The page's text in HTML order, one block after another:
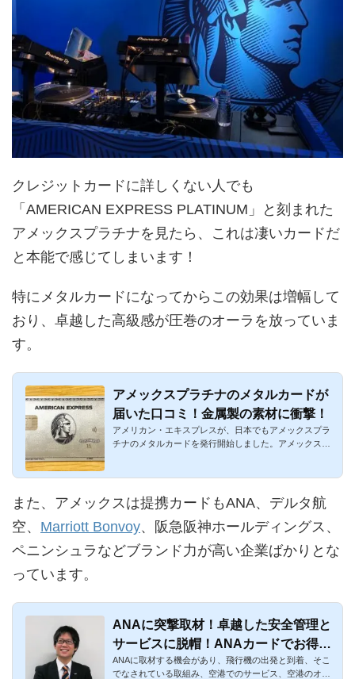
クレジットカードに詳しくない人でも
「AMERICAN EXPRESS PLATINUM」と刻まれた
アメックスプラチナを見たら、これは凄いカードだ
と本能で感じてしまいます！
特にメタルカードになってからこの効果は増幅して
おり、卓越した高級感が圧巻のオーラを放っていま
す。
アメックスプラチナのメタルカードが
届いた口コミ！金属製の素材に衝撃！
アメリカン・エキスプレスが、日本でもアメックスプラ
チナのメタルカードを発行開始しました。アメックスプ
また、アメックスは提携カードもANA、デルタ航
空、 Marriott Bonvoy、阪急阪神ホールディングス、
ペニンシュラなどブランド力が高い企業ばかりとな
っています。
ANAに突撃取材！卓越した安全管理と
サービスに脱帽！ANAカードでお得に
フライト可能
ANAに取材する機会があり、飛行機の出発と到着、そこ
でなされている取組み、空港でのサービス、空港のオフ